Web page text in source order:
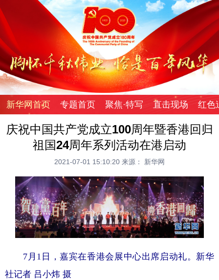
新华网首页 专题首页 聚焦·特写 直击现场 红色
庆祝中国共产党成立100周年暨香港回归
祖国24周年系列活动在港启动
2021-07-01 15:10:20 来源： 新华网
7月1日，嘉宾在香港会展中心出席启动礼。新华
社记者 吕小炜 摄